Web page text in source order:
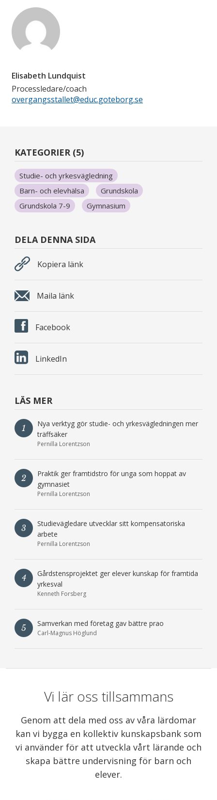
Elisabeth Lundquist
Processledare/coach
overgangsstallet@educ.goteborg.se
KATEGORIER (5)
Studie- och yrkesvägledning
Barn- och elevhälsa
Grundskola
Grundskola 7-9
Gymnasium
DELA DENNA SIDA
Kopiera länk
Maila länk
Facebook
LinkedIn
LÄS MER
1
Nya verktyg gör studie- och yrkesvägledningen mer
träffsäker
Pernilla Lorentzson
2
Praktik ger framtidstro för unga som hoppat av
gymnasiet
Pernilla Lorentzson
3
Studievägledare utvecklar sitt kompensatoriska
arbete
Pernilla Lorentzson
4
Gårdstensprojektet ger elever kunskap för framtida
yrkesval
Kenneth Forsberg
5 Samverkan med företag gav bättre prao
Carl-Magnus Höglund
Vi lär oss tillsammans
Genom att dela med oss av våra lärdomar
kan vi bygga en kollektiv kunskapsbank som
vi använder för att utveckla vårt lärande och
skapa bättre undervisning för barn och
elever.